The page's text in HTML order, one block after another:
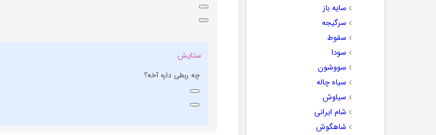
سایه باز
سرگیجه
سقوط
سودا
سووشون
سیاه چاله
سیاوش
شام ایرانی
شاهگوش
ستایش :
چه ربطی داره آخه؟